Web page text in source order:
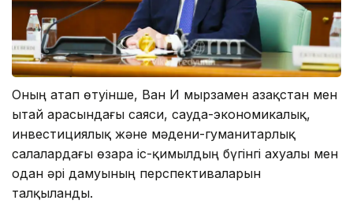
Оның атап өтуінше, Ван И мырзамен Қазақстан мен
Қытай арасындағы саяси, сауда-экономикалық,
инвестициялық және мәдени-гуманитарлық
салалардағы өзара іс-қимылдың бүгінгі ахуалы мен
одан әрі дамуының перспективаларын
талқыланды.